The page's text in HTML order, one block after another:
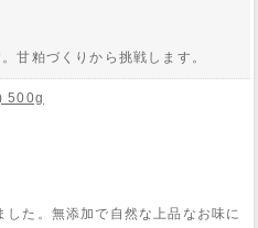
甘粕づくりから挑戦します。
500g
た。無添加で自然な上品なお味に